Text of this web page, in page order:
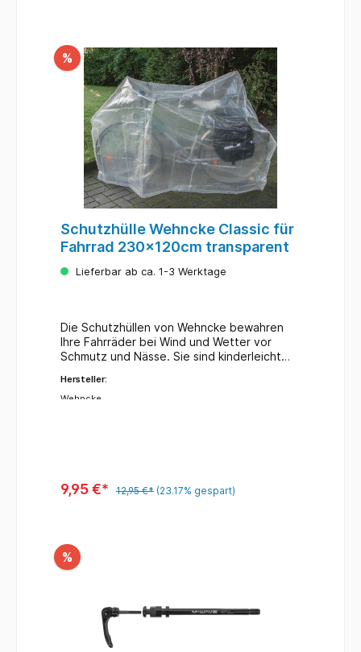
%
Schutzhülle Wehncke Classic für
Fahrrad 230x120cm transparent
Lieferbar ab ca. 1-3 Werktage
Die Schutzhüllen von Wehncke bewahren
Ihre Fahrräder bei Wind und Wetter vor
Schmutz und Nässe. Sie sind kinderleicht
Nichtmontage wenig Stauraum. Schutzhülle
Classic für Fahrrad Farbe: transparent
Hersteller:
Wehncke
9,95 €* 12,95 €* (23.17% gespart)
%